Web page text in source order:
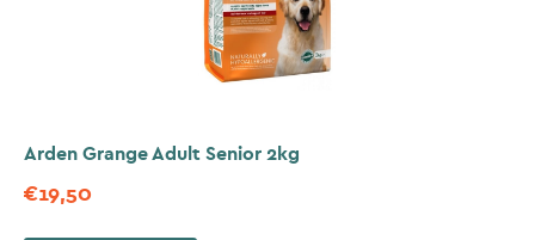
Arden Grange Adult Senior 2kg
€19,50